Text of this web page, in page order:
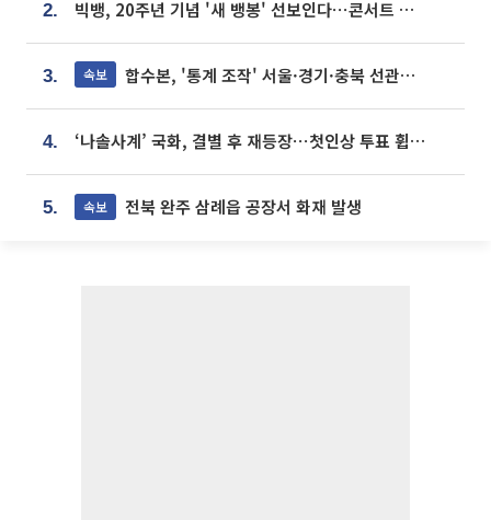
2. 빅뱅, 20주년 기념 '새 뱅봉' 선보인다⋯콘서트 앞두고 팝업 개최
3. 속보 합수본, '통계 조작' 서울·경기·충북 선관위 등 추가 압수수색
4. ‘나솔사계’ 국화, 결별 후 재등장⋯첫인상 투표 휩쓸고 ‘인기녀’ 등극
5. 속보 전북 완주 삼례읍 공장서 화재 발생